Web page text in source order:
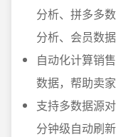
分析、拼多多
分析、会员数
自动化计算销
数据，帮助卖
支持多数据源
分钟级自动刷